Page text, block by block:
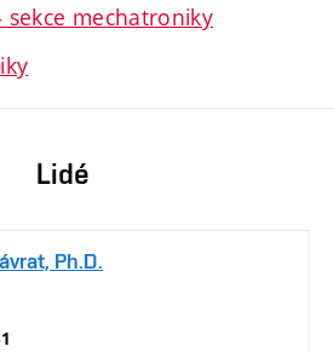
sekce mechatroniky
Lidé
Ph.D.